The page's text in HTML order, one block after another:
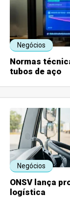
Negócios
Normas
tubos de aço
Negócios
ONSV lança
logística